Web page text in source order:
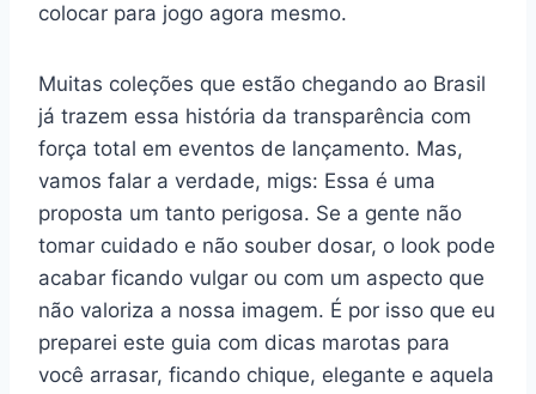
colocar para jogo agora mesmo.
Muitas coleções que estão chegando ao Brasil
já trazem essa história da transparência com
força total em eventos de lançamento. Mas,
vamos falar a verdade, migs: Essa é uma
proposta um tanto perigosa. Se a gente não
tomar cuidado e não souber dosar, o look pode
acabar ficando vulgar ou com um aspecto que
não valoriza a nossa imagem. É por isso que eu
preparei este guia com dicas marotas para
você arrasar, ficando chique, elegante e aquela